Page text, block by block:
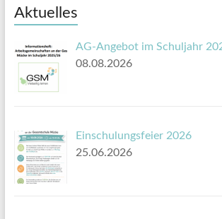
Aktuelles
AG-Angebot im Schuljahr
08.08.2026
Einschulungsfeier 2026
25.06.2026